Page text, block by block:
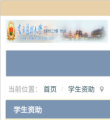
当前位置： 首页 学生资助
学生资助